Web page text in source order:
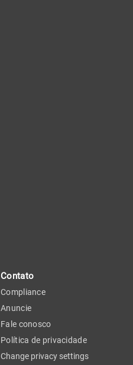
Contato
Compliance
Anuncie
Fale conosco
Política de privacidade
Change privacy settings